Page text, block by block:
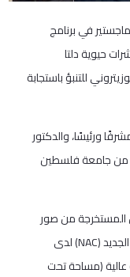
في برنامج
حيوية دلتا
للتنبؤ باستجابة
ورئيسًا، والدكتور
من جامعة فلسطين
المستخرجة من صور
(PET/CT) التنبؤ باستجابة العلاج الكيميائي المساعد الجديد (NAC) لدى
(مساحة تحت